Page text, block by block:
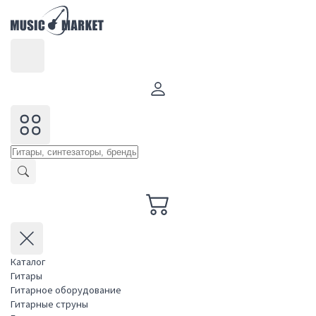
Каталог
Гитары
Гитарное оборудование
Гитарные струны